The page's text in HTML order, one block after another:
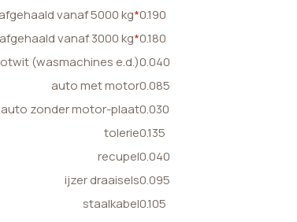
vanaf 5000 kg*0.190
vanaf 3000 kg*0.180
(wasmachines e.d.)0.040
auto met motor0.085
auto zonder motor-plaat0.030
tolerie0.135
recupel0.040
ijzer draaisels0.095
staalkabel0.105